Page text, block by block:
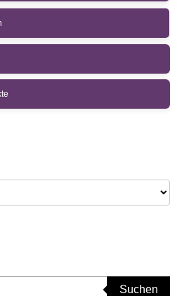
Suchen